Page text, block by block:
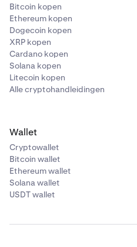
Bitcoin kopen
Ethereum kopen
Dogecoin kopen
XRP kopen
Cardano kopen
Solana kopen
Litecoin kopen
Alle cryptohandleidingen
Wallet
Cryptowallet
Bitcoin wallet
Ethereum wallet
Solana wallet
USDT wallet